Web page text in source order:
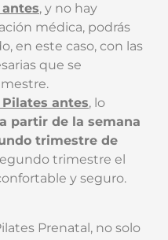
, y no hay
médica, podrás
en este caso, con las
que se
antes, lo
a partir de la semana
trimestre de
trimestre el
y seguro.
Prenatal, no solo